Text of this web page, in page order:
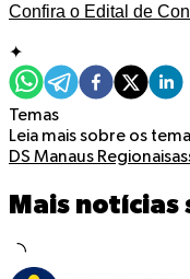
Confira o Edital de
✦
Temas
Leia mais sobre os
DS Manaus Regionais
Mais notícias